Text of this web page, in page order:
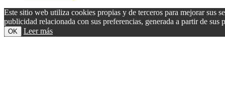
Este sitio web utiliza cookies propias y de terceros para mejorar sus
publicidad relacionada con sus preferencias, generada a partir de
OK Leer más